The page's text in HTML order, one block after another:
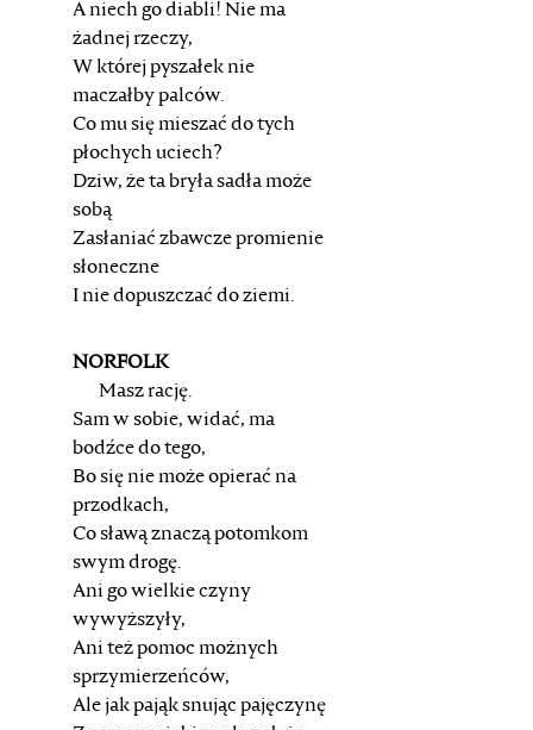
A niech go diabli! Nie ma
żadnej rzeczy,
W której pyszałek nie
maczałby palców.
Co mu się mieszać do tych
płochych uciech?
Dziw, że ta bryła sadła może
sobą
Zasłaniać zbawcze promienie
słoneczne
I nie dopuszczać do ziemi.
NORFOLK
Masz rację.
Sam w sobie, widać, ma
bodźce do tego,
Bo się nie może opierać na
przodkach,
Co sławą znaczą potomkom
swym drogę.
Ani go wielkie czyny
wywyższyły,
Ani też pomoc możnych
sprzymierzeńców,
Ale jak pająk snując pajęczynę